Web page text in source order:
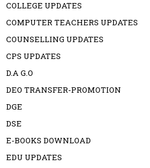
COLLEGE UPDATES
COMPUTER TEACHERS UPDATES
COUNSELLING UPDATES
CPS UPDATES
D.A G.O
DEO TRANSFER-PROMOTION
DGE
DSE
E-BOOKS DOWNLOAD
EDU UPDATES